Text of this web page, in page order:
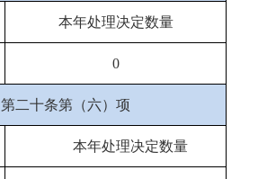
本年处理决定数量
0
第二十条第（六）项
本年处理决定数量